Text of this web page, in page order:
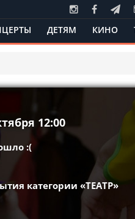
ДЕТЯМ КИНО
12:00
:(
категории «ТЕАТР»